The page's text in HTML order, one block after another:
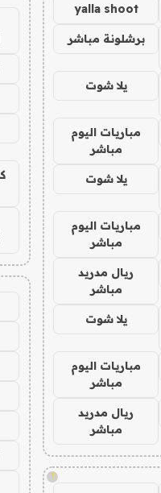
yalla shoot
برشلونة مباشر
يلا شوت
مباريات اليوم
مباشر
يلا شوت
مباريات اليوم
مباشر
ريال مدريد
مباشر
يلا شوت
مباريات اليوم
مباشر
ريال مدريد
مباشر
!